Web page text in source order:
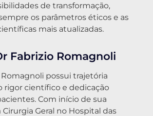
de transformação,
os parâmetros éticos e as
mais atualizadas.
Fabrizio Romagnoli
Romagnoli possui trajetória
rigor científico e dedicação
Com início de sua
Geral no Hospital das